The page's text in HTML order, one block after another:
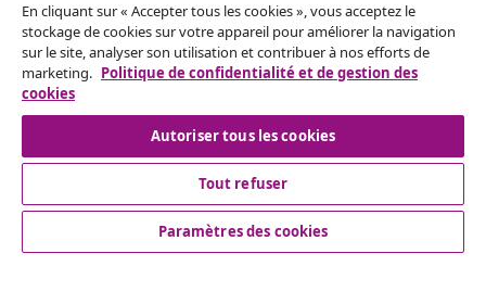
vidaXL
More content links
© 2008-2026 www.vidaxl.ch est un site web de TM
En cliquant sur « Accepter tous les cookies », vous acceptez le
stockage de cookies sur votre appareil pour améliorer la navigation
sur le site, analyser son utilisation et contribuer à nos efforts de
marketing. Politique de confidentialité et de gestion des
cookies
Autoriser tous les cookies
Tout refuser
Paramètres des cookies